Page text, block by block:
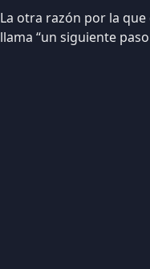
La otra razón por la
llama “un siguiente